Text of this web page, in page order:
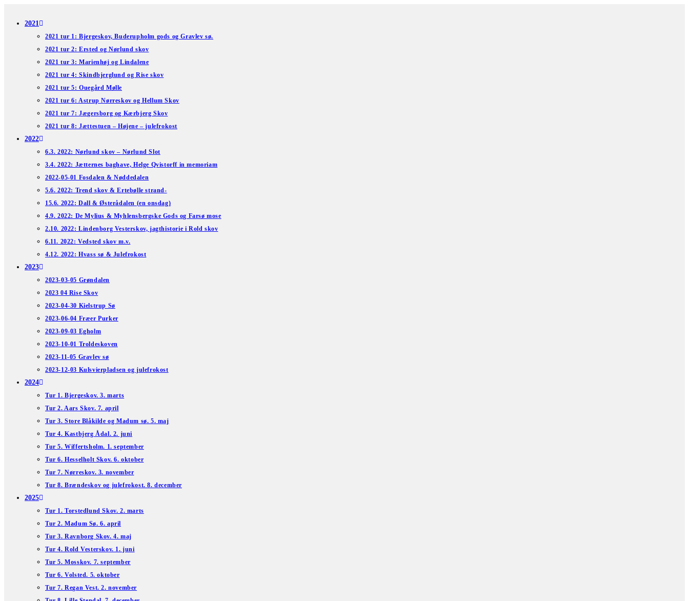
2021
2021 tur 1: Bjergeskov, Buderupholm gods og Gravlev sø.
2021 tur 2: Ersted og Nørlund skov
2021 tur 3: Marienhøj og Lindalene
2021 tur 4: Skindbjerglund og Rise skov
2021 tur 5: Ouegård Mølle
2021 tur 6: Astrup Nørreskov og Hellum Skov
2021 tur 7: Jægersborg og Kærbjerg Skov
2021 tur 8: Jættestuen – Højene – julefrokost
2022
6.3. 2022: Nørlund skov – Nørlund Slot
3.4. 2022: Jætternes baghave, Helge Qvistorff in memoriam
2022-05-01 Fosdalen & Nøddedalen
5.6. 2022: Trend skov & Ertebølle strand-
15.6. 2022: Dall & Østerådalen (en onsdag)
4.9. 2022: De Mylius & Myhlensbergske Gods og Farsø mose
2.10. 2022: Lindenborg Vesterskov, jagthistorie i Rold skov
6.11. 2022: Vedsted skov m.v.
4.12. 2022: Hvass sø & Julefrokost
2023
2023-03-05 Grøndalen
2023 04 Rise Skov
2023-04-30 Kielstrup Sø
2023-06-04 Fræer Purker
2023-09-03 Egholm
2023-10-01 Troldeskoven
2023-11-05 Gravlev sø
2023-12-03 Kulsvierpladsen og julefrokost
2024
Tur 1. Bjergeskov. 3. marts
Tur 2. Aars Skov. 7. april
Tur 3. Store Blåkilde og Madum sø. 5. maj
Tur 4. Kastbjerg Ådal. 2. juni
Tur 5. Wiffertsholm. 1. september
Tur 6. Hesselholt Skov. 6. oktober
Tur 7. Nørreskov. 3. november
Tur 8. Brændeskov og julefrokost. 8. december
2025
Tur 1. Torstedlund Skov. 2. marts
Tur 2. Madum Sø. 6. april
Tur 3. Ravnborg Skov. 4. maj
Tur 4. Rold Vesterskov. 1. juni
Tur 5. Mosskov. 7. september
Tur 6. Volsted. 5. oktober
Tur 7. Regan Vest. 2. november